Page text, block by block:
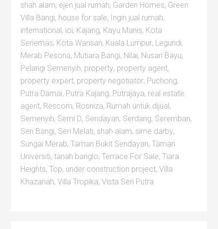
shah alam, ejen jual rumah, Garden Homes, Green
Villa Bangi, house for sale, Ingin jual rumah,
international , ioi, Kajang, Kayu Manis, Kota
Seriemas, Kota Warisan, Kuala Lumpur, Legundi,
Merab Pesona, Mutiara Bangi, Nilai, Nusari Bayu,
Pelangi Semenyih, property, property agent,
property expert, property negotiator, Puchong,
Putra Damai, Putra Kajang, Putrajaya, real estate
agent, Rescom, Rosniza, Rumah untuk dijual ,
Semenyih, Semi D, Sendayan, Serdang, Seremban,
Seri Bangi, Seri Melati, shah alam, sime darby,
Sungai Merab,Taman Bukit Sendayan,Taman
Universiti,tanah banglo,Terrace For Sale,Tiara
Heights,Top, under construction project,Villa
Khazanah,Villa Tropika,Vista Seri Putra